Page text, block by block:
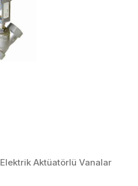
Elektrik Aktüatörlü Vanalar